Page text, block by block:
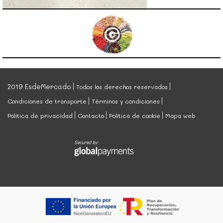
2019 EsdeMercado
Todos los derechos reservados
Condiciones de transporte
Términos y condiciones
Política de privacidad
Contacto Política de cookie Mapa web